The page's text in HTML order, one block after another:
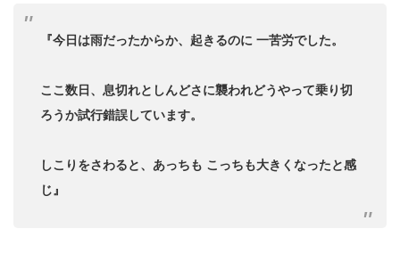
『今日は雨だったからか、起きるのに 一苦労でした。
ここ数日、息切れとしんどさに襲われどうやって乗り切
ろうか試行錯誤しています。
しこりをさわると、あっちも こっちも大きくなったと感
じ』